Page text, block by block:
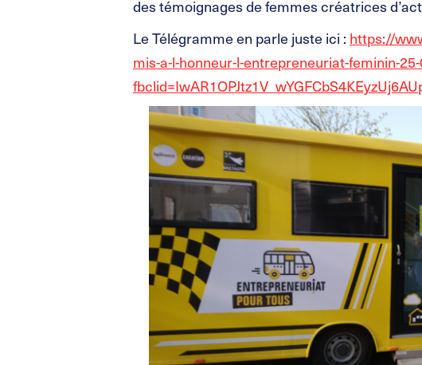
des témoignages de femmes créatrices
Le Télégramme en parle juste ici : https://
mis-a-l-honneur-l-entrepreneuriat-feminin-